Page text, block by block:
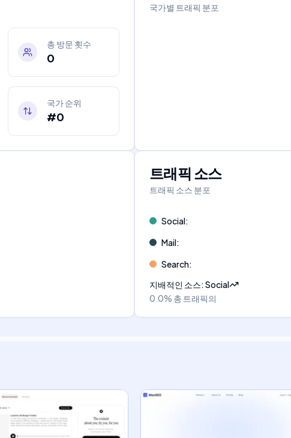
총 방문 횟수
0
국가 순위
#0
국가별 트래픽 분포
트래픽 소스
트래픽 소스 분포
Social:
Mail:
Search:
지배적인 소스:Social
0.0% 총 트래픽의